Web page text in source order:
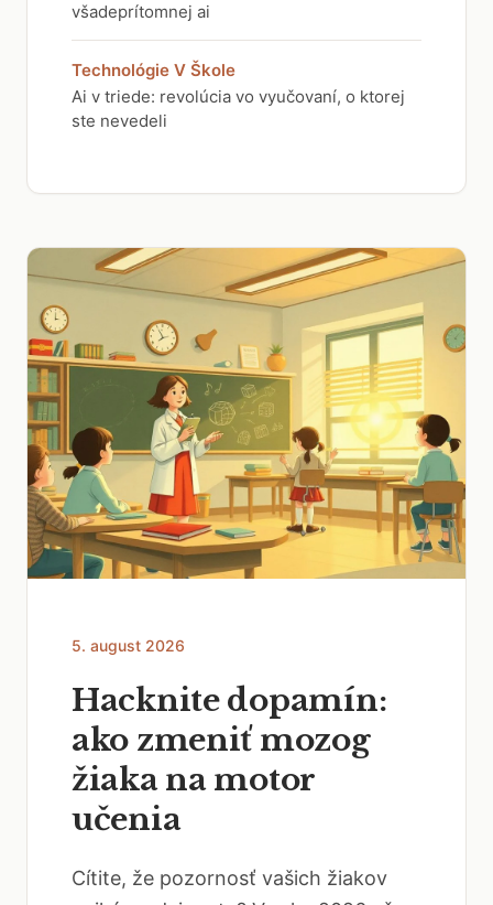
všadeprítomnej ai
Technológie V Škole
Ai v triede: revolúcia vo vyučovaní, o ktorej
ste nevedeli
5. august 2026
Hacknite dopamín:
ako zmeniť mozog
žiaka na motor
učenia
Cítite, že pozornosť vašich žiakov